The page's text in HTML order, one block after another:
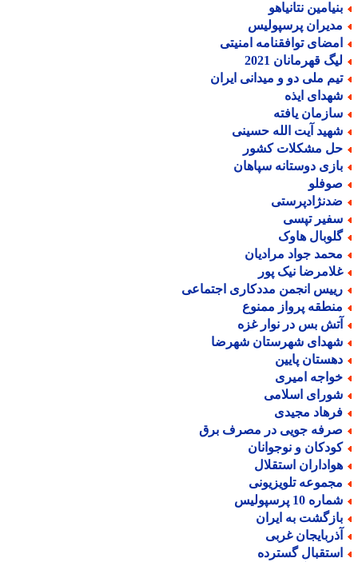
نتانیاهو
پرسپولیس
توافقنامه امنیتی
قهرمانان 2021
ملی دو و میدانی ایران
ایذه
یافته
آیت الله حسینی
مشکلات کشور
دوستانه سپاهان
تپسی
هاوک
جواد مرادیان
نیک پور
انجمن مددکاری اجتماعی
پرواز ممنوع
بس در نوار غزه
شهرستان شهرضا
پایین
امیری
اسلامی
مجیدی
جویی در مصرف برق
و نوجوانان
استقلال
تلویزیونی
10 پرسپولیس
به ایران
غربی
گسترده